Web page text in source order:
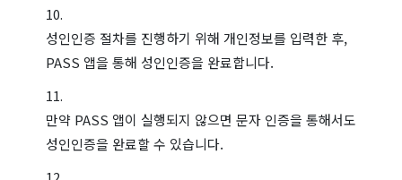
성인인증 절차를 진행하기 위해 개인정보를 입력한 후,
PASS 앱을 통해 성인인증을 완료합니다.
만약 PASS 앱이 실행되지 않으면 문자 인증을 통해서도
성인인증을 완료할 수 있습니다.